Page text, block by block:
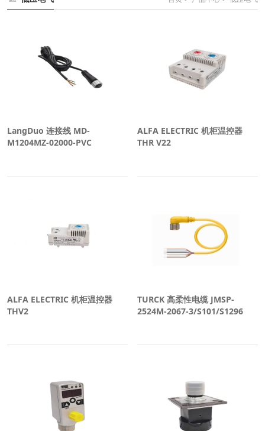
LangDuo 连接线 MD-
M1204MZ-02000-PVC
ALFA ELECTRIC 机柜温控器
THR V22
ALFA ELECTRIC 机柜温控器
THV2
TURCK 高柔性电缆 JMSP-
2524M-2067-3/S101/S1296